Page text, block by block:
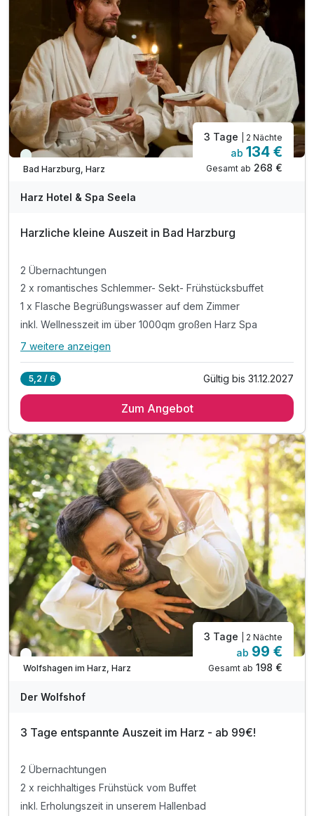
Immer verfügbar
Bad Harzburg, Harz
3 Tage | 2 Nächte
ab 134 €
Gesamt ab 268 €
Harz Hotel & Spa Seela
Harzliche kleine Auszeit in Bad Harzburg
2 Übernachtungen
2 x romantisches Schlemmer- Sekt- Frühstücksbuffet
1 x Flasche Begrüßungswasser auf dem Zimmer
inkl. Wellnesszeit im über 1000qm großen Harz Spa
Alle Inklusivleistungen
2 x romantisches Schlemmer- Sekt- Frühstücksbuffet
inkl. Wellnesszeit im über 1000qm großen Harz Spa
inkl. freie Fahrt im ÖPNV im Rahmen der Gästekarte
inkl. Leihbadetasche, Leihbademantel & Saunatücher
inkl. Erholungszeit in unseren Saunen
inkl. Bio-Sauna, Finnische-Sauna, Salz-Sauna
inkl. Wald-Sauna & Damen-Sauna
inkl. Tee- & infused Water-Station im Harz Spa
inkl. Aktivzeit im Fitnessraum "harz sport"
7 weitere anzeigen
5,2 / 6 Gültig bis 31.12.2027
Zum Angebot
In 1 Woche wieder frei
Wolfshagen im Harz, Harz
3 Tage | 2 Nächte
ab 99 €
Gesamt ab 198 €
Der Wolfshof
3 Tage entspannte Auszeit im Harz - ab 99€!
2 Übernachtungen
2 x reichhaltiges Frühstück vom Buffet
inkl. Erholungszeit in unserem Hallenbad